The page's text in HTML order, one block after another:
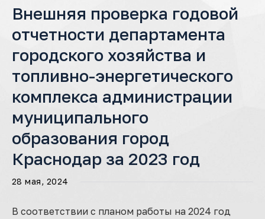
Внешняя проверка годовой
отчетности департамента
городского хозяйства и
топливно-энергетического
комплекса администрации
муниципального
образования город
Краснодар за 2023 год
28 мая, 2024
В соответствии с планом работы на 2024 год